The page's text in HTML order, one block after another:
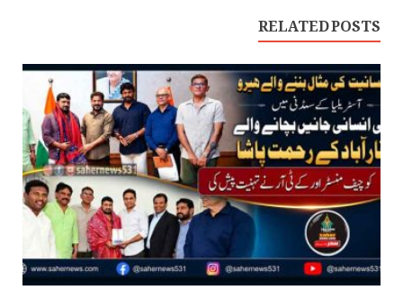
RELATED POSTS